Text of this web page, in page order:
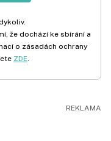
že dochází ke sbírání a
o zásadách ochrany
ZDE.